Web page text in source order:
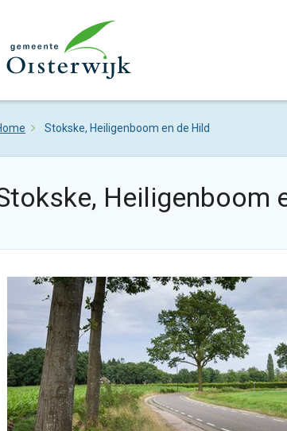
Stokske, Heiligenboom en de Hild
Heiligenboom